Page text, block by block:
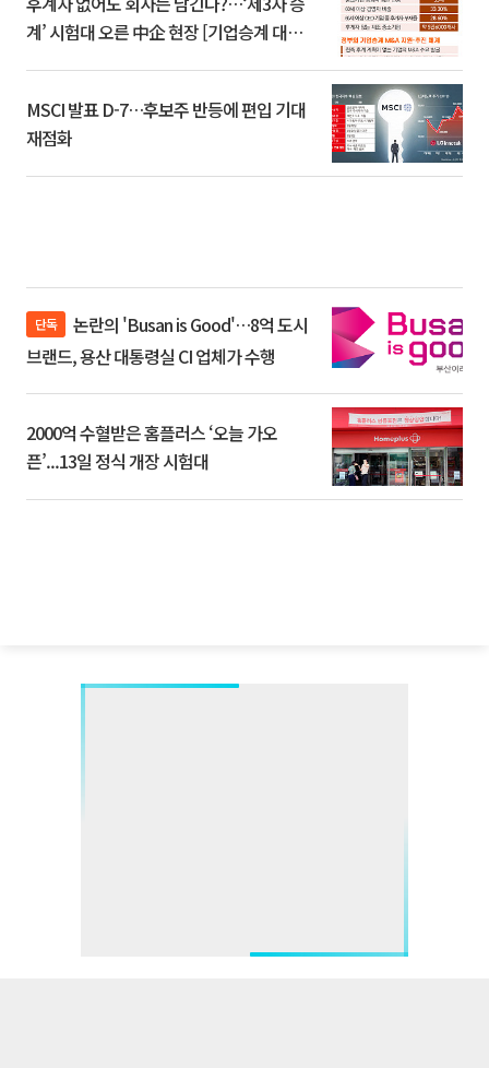
계’ 시험대 오른 中企 현장 [기업승계 대전
MSCI 발표 D-7…후보주 반등에 편입 기대
재점화
단독
브랜드, 용산 대통령실 CI 업체가 수행
2000억 수혈받은 홈플러스 ‘오늘 가오
픈’...13일 정식 개장 시험대